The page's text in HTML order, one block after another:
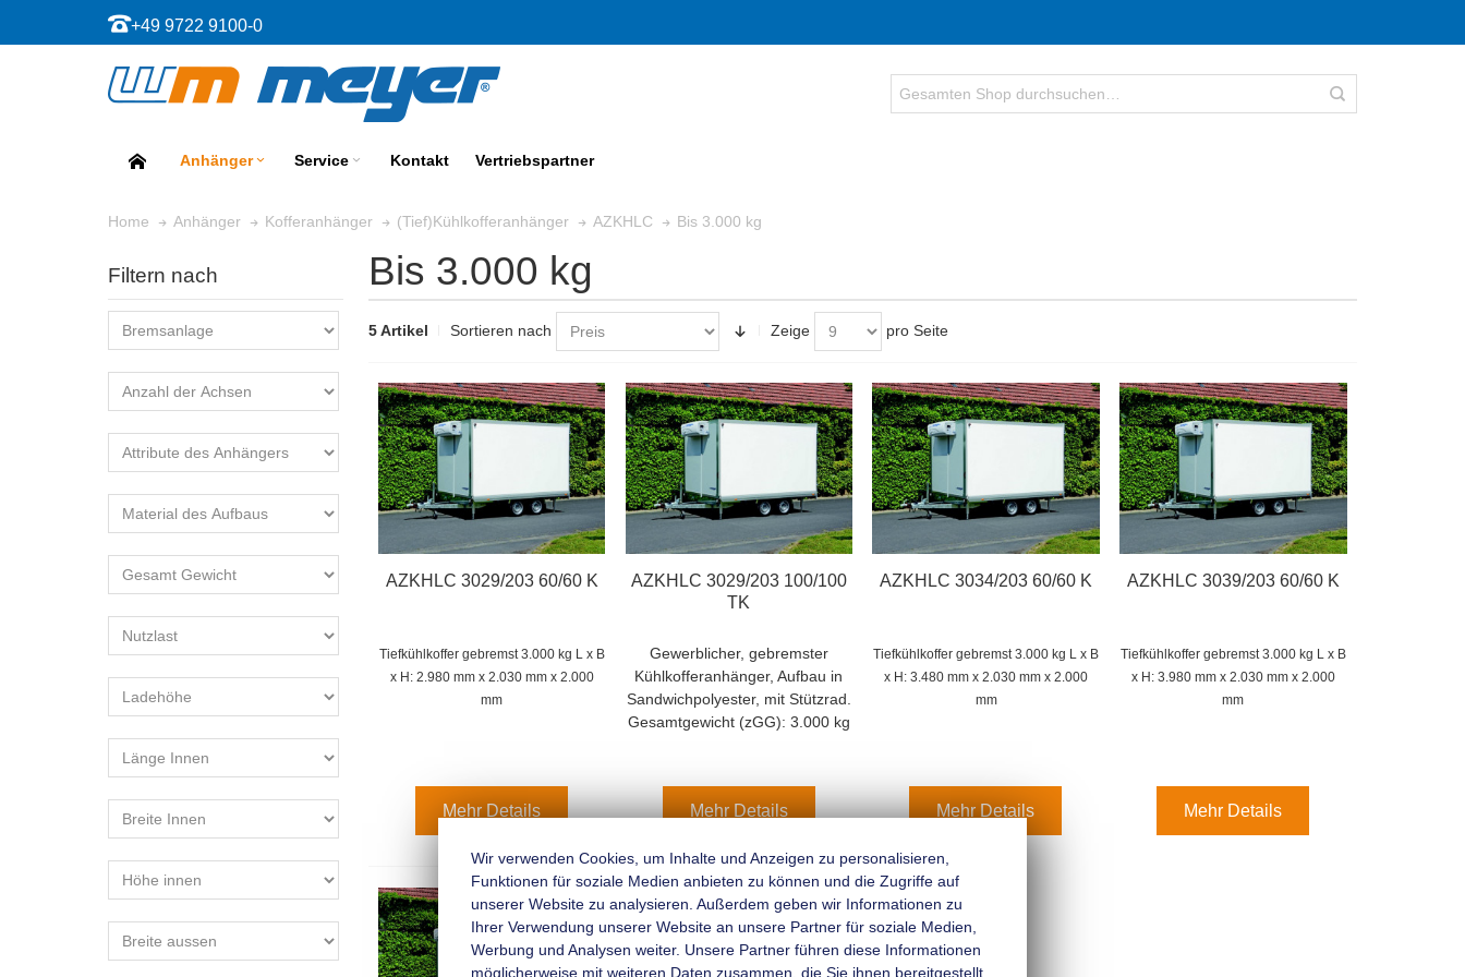
+49 9722 9100-0
Anhänger Service Kontakt Vertriebspartner
Home Anhänger Kofferanhänger (Tief)Kühlkofferanhänger AZKHLC Bis 3.000 kg
Bis 3.000 kg
5 Artikel Sortieren nach Zeige pro Seite
AZKHLC 3029/203 60/60 K
Tiefkühlkoffer gebremst 3.000 kg L x B
x H: 2.980 mm x 2.030 mm x 2.000
mm
Mehr Details
AZKHLC 3029/203 100/100
TK
Gewerblicher, gebremster
Kühlkofferanhänger, Aufbau in
Sandwichpolyester, mit Stützrad.
Gesamtgewicht (zGG): 3.000 kg
Mehr Details
AZKHLC 3034/203 60/60 K
Tiefkühlkoffer gebremst 3.000 kg L x B
x H: 3.480 mm x 2.030 mm x 2.000
mm
Mehr Details
AZKHLC 3039/203 60/60 K
Tiefkühlkoffer gebremst 3.000 kg L x B
x H: 3.980 mm x 2.030 mm x 2.000
mm
Mehr Details
Filtern nach
Wir verwenden Cookies, um Inhalte und Anzeigen zu personalisieren,
Funktionen für soziale Medien anbieten zu können und die Zugriffe auf
unserer Website zu analysieren. Außerdem geben wir Informationen zu
Ihrer Verwendung unserer Website an unsere Partner für soziale Medien,
Werbung und Analysen weiter. Unsere Partner führen diese Informationen
möglicherweise mit weiteren Daten zusammen, die Sie ihnen bereitgestellt